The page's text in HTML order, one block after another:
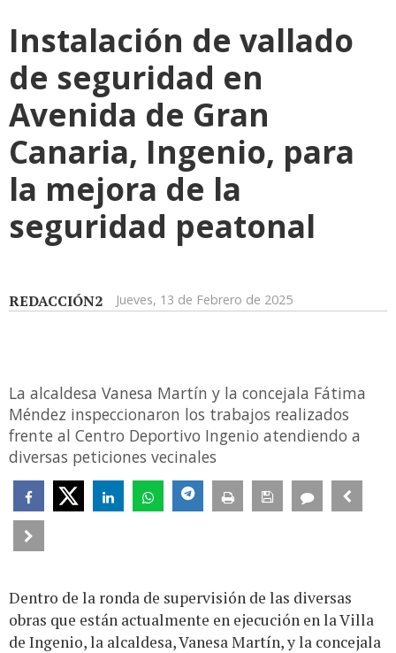
Instalación de vallado
de seguridad en
Avenida de Gran
Canaria, Ingenio, para
la mejora de la
seguridad peatonal
REDACCIÓN2 Jueves, 13 de Febrero de 2025
La alcaldesa Vanesa Martín y la concejala Fátima
Méndez inspeccionaron los trabajos realizados
frente al Centro Deportivo Ingenio atendiendo a
diversas peticiones vecinales
Dentro de la ronda de supervisión de las diversas
obras que están actualmente en ejecución en la Villa
de Ingenio, la alcaldesa, Vanesa Martín, y la concejala